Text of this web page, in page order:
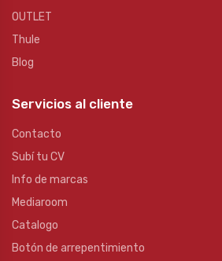
OUTLET
Thule
Blog
Servicios al cliente
Contacto
Subí tu CV
Info de marcas
Mediaroom
Catalogo
Botón de arrepentimiento